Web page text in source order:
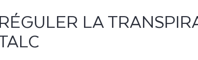
RÉGULER LA